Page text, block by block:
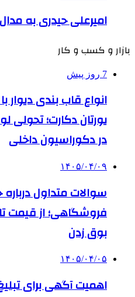
امیرعلی حیدری به مدال
بازار و کسب و کار
7 روز پیش
انواع قاب بندی
یورتان دکارت؛
در دکوراسیون داخلی
۱۴۰۵/۰۴/۰۹
سوالات متداول
فروشگاهی؛ از قیمت
بوق زدن
۱۴۰۵/۰۴/۰۵
اهمیت آگهی برای